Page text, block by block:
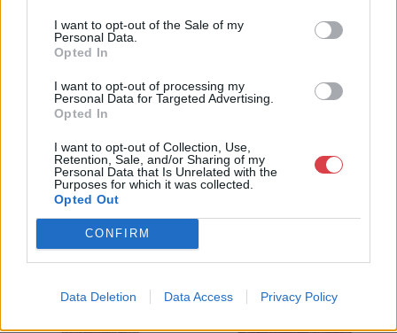
I want to opt-out of the Sale of my
Personal Data.
Opted In
I want to opt-out of processing my
Personal Data for Targeted Advertising.
Opted In
I want to opt-out of Collection, Use,
Retention, Sale, and/or Sharing of my
Personal Data that Is Unrelated with the
Purposes for which it was collected.
Opted Out
CONFIRM
Data Deletion Data Access Privacy Policy
http://www.biksady.com
GALÉRIA TOVÁBBI MŰTÁRGYAI
KAPCSOLÓDÓ MŰTÁRGYAK